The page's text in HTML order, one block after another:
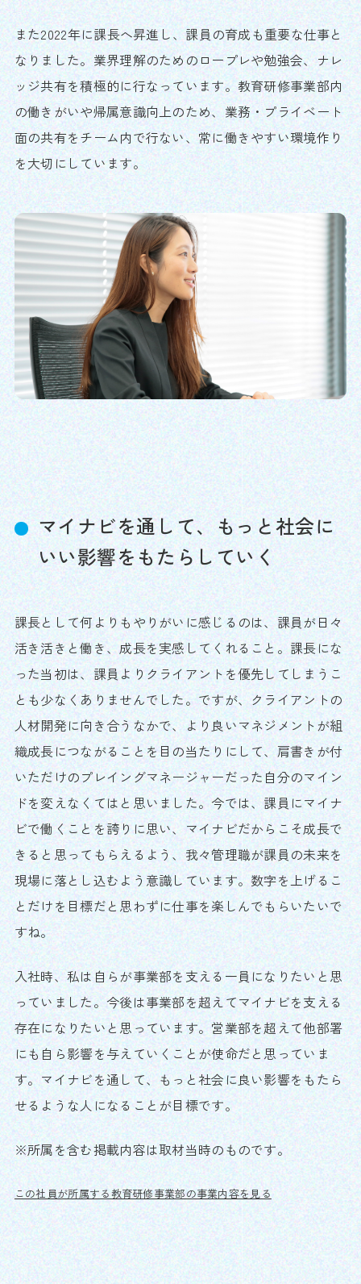
また2022年に課長へ昇進し、課員の育成も重要な仕事と
なりました。業界理解のためのロープレや勉強会、ナレ
ッジ共有を積極的に行なっています。教育研修事業部内
の働きがいや帰属意識向上のため、業務・プライベート
面の共有をチーム内で行ない、常に働きやすい環境作り
を大切にしています。
マイナビを通して、もっと社会に
いい影響をもたらしていく
課長として何よりもやりがいに感じるのは、課員が日々
活き活きと働き、成長を実感してくれること。課長にな
った当初は、課員よりクライアントを優先してしまうこ
とも少なくありませんでした。ですが、クライアントの
人材開発に向き合うなかで、より良いマネジメントが組
織成長につながることを目の当たりにして、肩書きが付
いただけのプレイングマネージャーだった自分のマイン
ドを変えなくてはと思いました。今では、課員にマイナ
ビで働くことを誇りに思い、マイナビだからこそ成長で
きると思ってもらえるよう、我々管理職が課員の未来を
現場に落とし込むよう意識しています。数字を上げるこ
とだけを目標だと思わずに仕事を楽しんでもらいたいで
すね。
入社時、私は自らが事業部を支える一員になりたいと思
っていました。今後は事業部を超えてマイナビを支える
存在になりたいと思っています。営業部を超えて他部署
にも自ら影響を与えていくことが使命だと思っていま
す。マイナビを通して、もっと社会に良い影響をもたら
せるような人になることが目標です。
※所属を含む掲載内容は取材当時のものです。
この社員が所属する教育研修事業部の事業内容を見る